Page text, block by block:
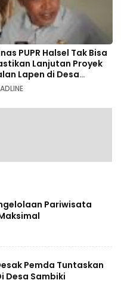
PUPR Halsel Tak Bisa
Lanjutan Proyek
Lapen di Desa
Pariwisata
Pemda Tuntaskan
Desa Sambiki